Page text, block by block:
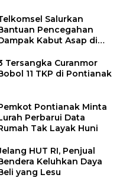
Salurkan
Pencegahan
Kabut Asap di
Tersangka Curanmor
11 TKP di Pontianak
Pontianak Minta
Perbarui Data
Tak Layak Huni
HUT RI, Penjual
Keluhkan Daya
yang Lesu